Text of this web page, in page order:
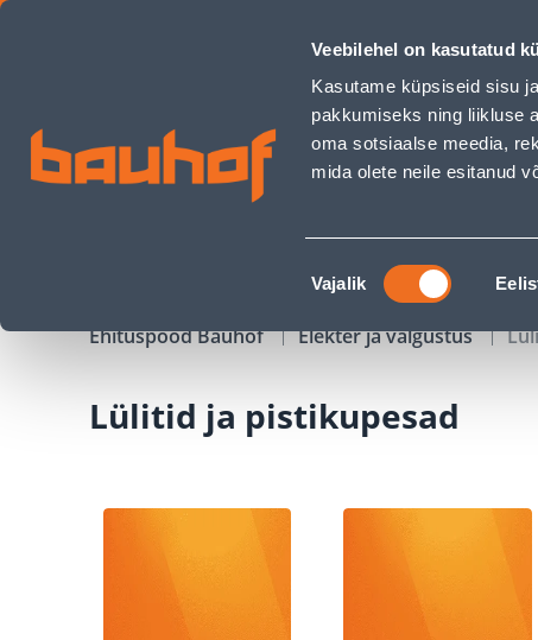
Veebilehel on kasutatud
Kasutame küpsiseid sisu
pakkumiseks ning liikluse
oma sotsiaalse meedia,
mida olete neile esitanud
Nõusoleku
valik
Vajalik
Lülitid ja pistikupesad - Bauhof has loaded
Äriklienditeenindus
KAMPAANIAD
Ehituspood Bauhof Elekter ja valgustus
Lülitid ja pistikupesad